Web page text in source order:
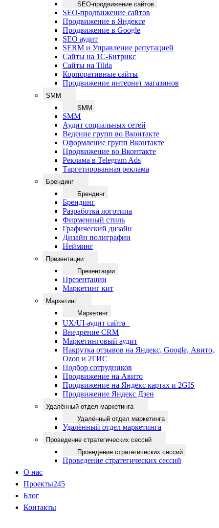
SEO-продвижение сайтов
SEO-продвижение сайтов
Продвижение в Яндексе
Продвижение в Google
SEO аудит
SERM и Управление репутацией
Сайты на 1С-Битрикс
Сайты на Tilda
Корпоративные сайты
Продвижение интернет магазинов
SMM
SMM
SMM
Аудит социальных сетей
Ведение групп во Вконтакте
Оформление групп Вконтакте
Продвижение во Вконтакте
Реклама в Telegram Ads
Таргетированная реклама
Брендинг
Брендинг
Брендинг
Разработка логотипа
Фирменный стиль
Графический дизайн
Дизайн полиграфии
Нейминг
Презентации
Презентации
Презентации
Маркетинг кит
Маркетинг
Маркетинг
UX/UI-аудит сайта
Внедрение CRM
Маркетинговый аудит
Накрутка отзывов на Яндекс, Google, Авито,
Ozon и 2ГИС
Подбор сотрудников
Продвижение на Авито
Продвижение на Яндекс картах и 2GIS
Продвижение Яндекс Дзен
Удалённый отдел маркетинга
Удалённый отдел маркетинга
Удалённый отдел маркетинга
Проведение стратегических сессий
Проведение стратегических сессий
Проведение стратегических сессий
О нас
Проекты245
Блог
Контакты